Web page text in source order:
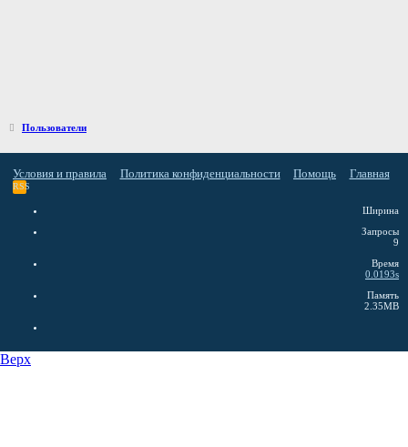
Пользователи
Условия и правила Политика конфиденциальности Помощь Главная
RSS
Ширина
Запросы
9
Время
0.0193s
Память
2.35MB
Верх